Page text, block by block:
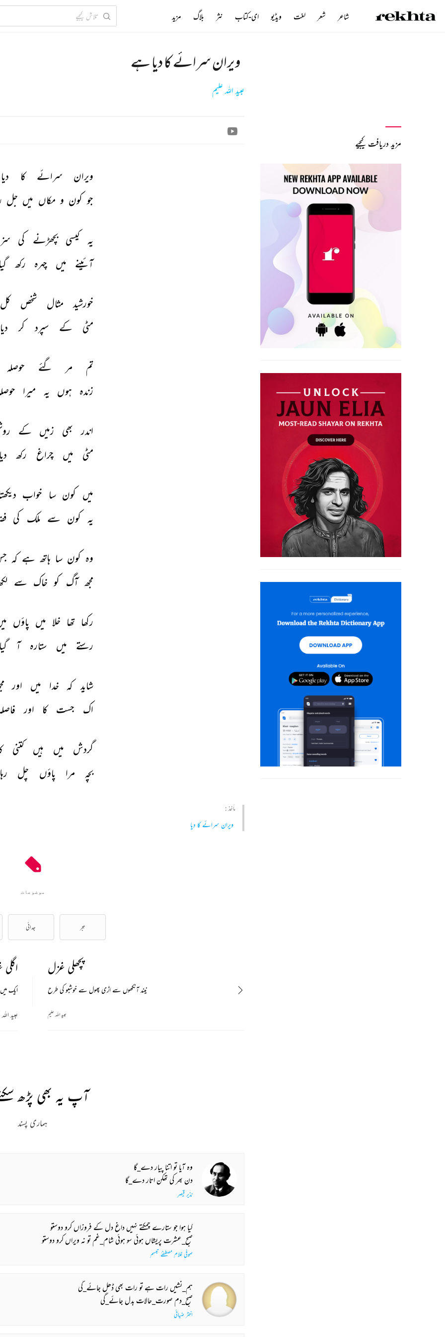
ویران سرائے کا دیا ہے
عبید اللہ علیم
ویران سرائے کا دیا
جو کون و مکاں میں جل
یہ کیسی بچھڑنے کی
آئینے
میں چہرہ رکھ گیا
خورشید مثال شخص کل
مٹی
کے سپرد کر دیا
تم مر گئے حوصلہ
زندہ ہوں یہ میرا
اندر بھی زمیں کے
مٹی
میں چراغ رکھ دیا
میں کون سا خواب
یہ کون سے ملک کی
وہ کون سا ہاتھ ہے کہ
مجھ آگ کو خاک سے
رکھا تھا خلا میں پاؤں
رستے
میں ستارہ آ گیا
شاید کہ خدا میں اور
اک
جست کا اور
گردش میں ہیں کتنی
بچہ
مرا پاؤں چل رہا
مأخذ :
ویران سرائے کا دیا
موضوعات
ہجر جدائی
ایک
عبید
پچھلی غزل
نیند آنکھوں سے اڑی پھول سے خوشبو کی طرح
عبید اللہ علیم
آپ یہ بھی پڑھ
ہماری پسند
وہ آیا تو اتنا پیار دے_گا
دن بھر کی تھکن اتار دے_گا
نذیر قیصر
کیا ہوا جو ستارے چمکتے نہیں داغ دل کے فروزاں کرو دوستو
صبح_عشرت پریشاں ہوئی سو ہوئی شام_غم تو نہ ویراں کرو دوستو
صوفی غلام مصطفےٰ تبسم
ہم_نشیں رات ہے تو رات بھی ڈھل جائے_گی
صبح_دم صورت_حالات بدل جائے_گی
اختر ضیائی
مزید دریافت کیجیے
شاعر شعر لغت ویڈیو ای-کتاب نثر بلاگ مزید